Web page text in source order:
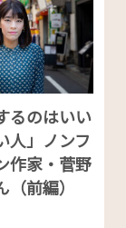
るのはいい
人」ノンフ
作家・菅野
前編）